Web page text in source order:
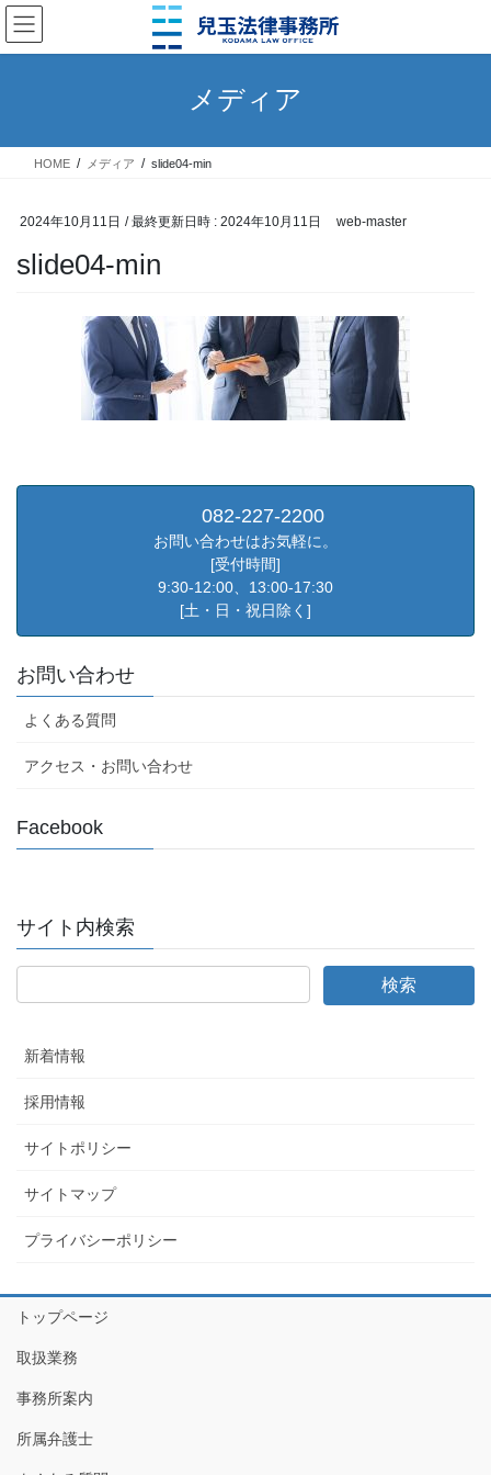
コ
ン
テ
ス
ナ
ビ
ゲ
ン
メディア
HOME メディア slide04-min
2024年10月11日 / 最終更新日時 : 2024年10月11日 web-master
slide04-min
082-227-2200
お問い合わせはお気軽に。
[受付時間]
9:30-12:00、13:00-17:30
[土・日・祝日除く]
お問い合わせ
よくある質問
アクセス・お問い合わせ
Facebook
サイト内検索
新着情報
採用情報
サイトポリシー
サイトマップ
プライバシーポリシー
トップページ
取扱業務
事務所案内
所属弁護士